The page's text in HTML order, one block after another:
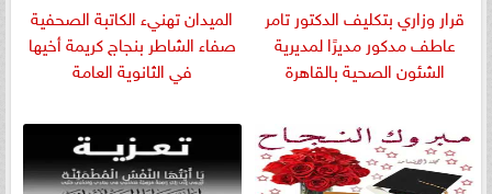
قرار وزاري بتكليف الدكتور تامر
عاطف مدكور مديرًا لمديرية
الشئون الصحية بالقاهرة
الميدان تهنيء الكاتبة الصحفية
صفاء الشاطر بنجاج كريمة أخيها
في الثانوية العامة